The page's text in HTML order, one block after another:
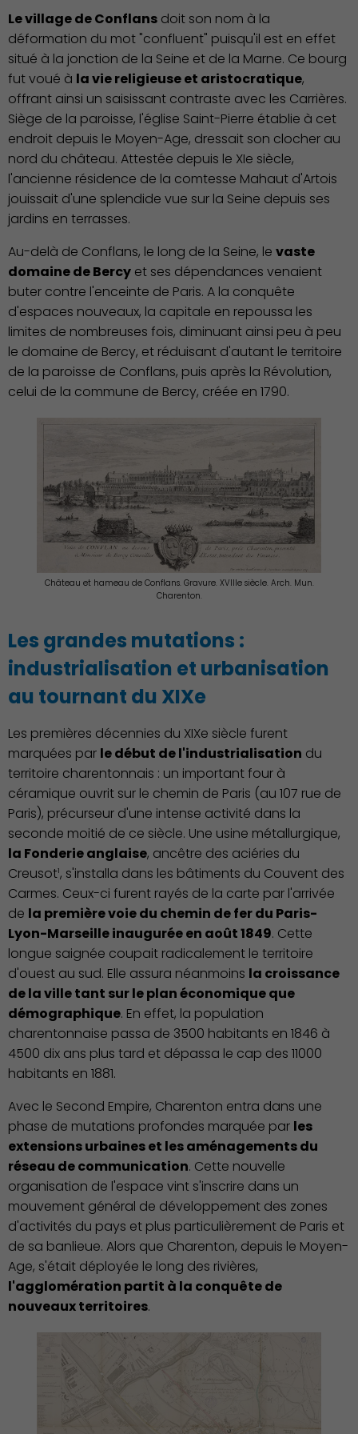
Action Sociale Solidarité
Environnement cadre de
vie
Le village de Conflans doit son nom à la
déformation du mot "confluent" puisqu'il est en effet
situé à la jonction de la Seine et de la Marne. Ce bourg
fut voué à la vie religieuse et aristocratique,
offrant ainsi un saisissant contraste avec les Carrières.
Siège de la paroisse, l'église Saint-Pierre établie à cet
endroit depuis le Moyen-Age, dressait son clocher au
nord du château. Attestée depuis le XIe siècle,
l'ancienne résidence de la comtesse Mahaut d'Artois
jouissait d'une splendide vue sur la Seine depuis ses
jardins en terrasses.
Au-delà de Conflans, le long de la Seine, le vaste
domaine de Bercy et ses dépendances venaient
buter contre l'enceinte de Paris. A la conquête
d'espaces nouveaux, la capitale en repoussa les
limites de nombreuses fois, diminuant ainsi peu à peu
le domaine de Bercy, et réduisant d'autant le territoire
de la paroisse de Conflans, puis après la Révolution,
celui de la commune de Bercy, créée en 1790.
Château et hameau de Conflans. Gravure. XVIIIe siècle. Arch. Mun.
Charenton.
Les grandes mutations :
industrialisation et urbanisation
au tournant du XIXe
Les premières décennies du XIXe siècle furent
marquées par le début de l'industrialisation du
territoire charentonnais : un important four à
céramique ouvrit sur le chemin de Paris (au 107 rue de
Paris), précurseur d'une intense activité dans la
seconde moitié de ce siècle. Une usine métallurgique,
la Fonderie anglaise, ancêtre des aciéries du
Creusot1, s'installa dans les bâtiments du Couvent des
Carmes. Ceux-ci furent rayés de la carte par l'arrivée
de la première voie du chemin de fer du Paris-
Lyon-Marseille inaugurée en août 1849. Cette
longue saignée coupait radicalement le territoire
d'ouest au sud. Elle assura néanmoins la croissance
de la ville tant sur le plan économique que
démographique. En effet, la population
charentonnaise passa de 3500 habitants en 1846 à
4500 dix ans plus tard et dépassa le cap des 11000
habitants en 1881.
Avec le Second Empire, Charenton entra dans une
phase de mutations profondes marquée par les
extensions urbaines et les aménagements du
réseau de communication. Cette nouvelle
organisation de l'espace vint s'inscrire dans un
mouvement général de développement des zones
d'activités du pays et plus particulièrement de Paris et
de sa banlieue. Alors que Charenton, depuis le Moyen-
Age, s'était déployée le long des rivières,
l'agglomération partit à la conquête de
nouveaux territoires.